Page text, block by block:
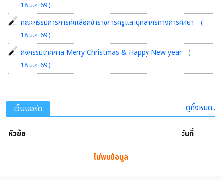
18 ม.ค. 69 )
คณะกรรมการการคัดเลือกข้าราชการครูและบุคลากรทางการศึกษา
(
18 ม.ค. 69 )
กิจกรรมเทศกาล Merry Christmas & Happy New year
(
18 ม.ค. 69 )
เว็บบอร์ด ดูทั้งหมด..
หัวข้อ วันที่
ไม่พบข้อมูล